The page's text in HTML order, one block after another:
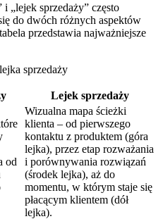
i „lejek sprzedaży” często
do dwóch różnych aspektów
przedstawia najważniejsze
sprzedaży
Lejek sprzedaży
od
Wizualna mapa ścieżki
klienta – od pierwszego
kontaktu z produktem (góra
lejka), przez etap rozważania
i porównywania rozwiązań
(środek lejka), aż do
momentu, w którym staje się
płacącym klientem (dół
lejka).